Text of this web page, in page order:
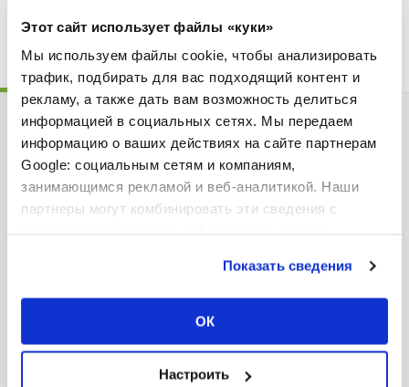
Этот сайт использует файлы «куки»
Мы используем файлы cookie, чтобы анализировать
трафик, подбирать для вас подходящий контент и
рекламу, а также дать вам возможность делиться
информацией в социальных сетях. Мы передаем
информацию о ваших действиях на сайте партнерам
Google: социальным сетям и компаниям,
занимающимся рекламой и веб-аналитикой. Наши
партнеры могут комбинировать эти сведения с
Показать сведения
ОК
Настроить
ТЕХНИЧЕСКИЕ
ХАРАКТЕРИСТИКИ
СКАЧАТЬ ФАЙЛЫ
SAP 305065
Чистый объем 65 L
1.053 m
0.490 m
0.280 m